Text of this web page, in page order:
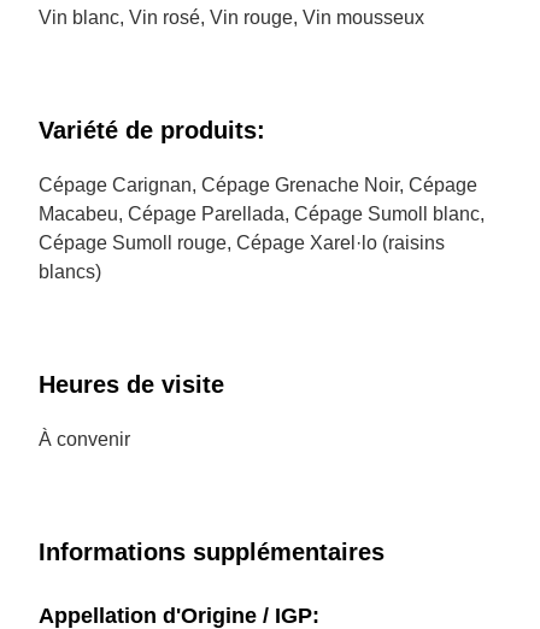
Vin blanc, Vin rosé, Vin rouge, Vin mousseux
Variété de produits:
Cépage Carignan, Cépage Grenache Noir, Cépage
Macabeu, Cépage Parellada, Cépage Sumoll blanc,
Cépage Sumoll rouge, Cépage Xarel·lo (raisins
blancs)
Heures de visite
À convenir
Informations supplémentaires
Appellation d'Origine / IGP: